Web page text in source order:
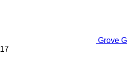
Grove
17